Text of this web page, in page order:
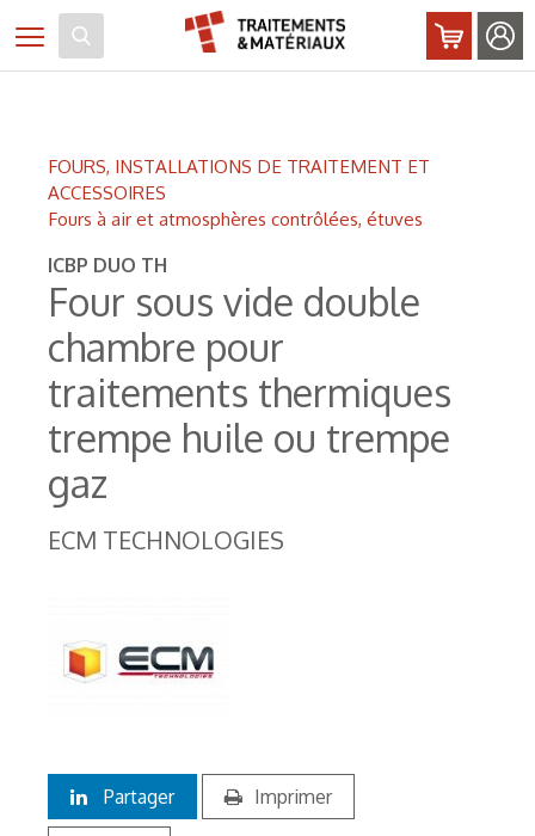
Toggle navigation
FOURS, INSTALLATIONS DE TRAITEMENT ET
ACCESSOIRES
Fours à air et atmosphères contrôlées, étuves
ICBP DUO TH
Four sous vide double
chambre pour
traitements thermiques
trempe huile ou trempe
gaz
ECM TECHNOLOGIES
Partager Imprimer
Panneau de gestion des cookies